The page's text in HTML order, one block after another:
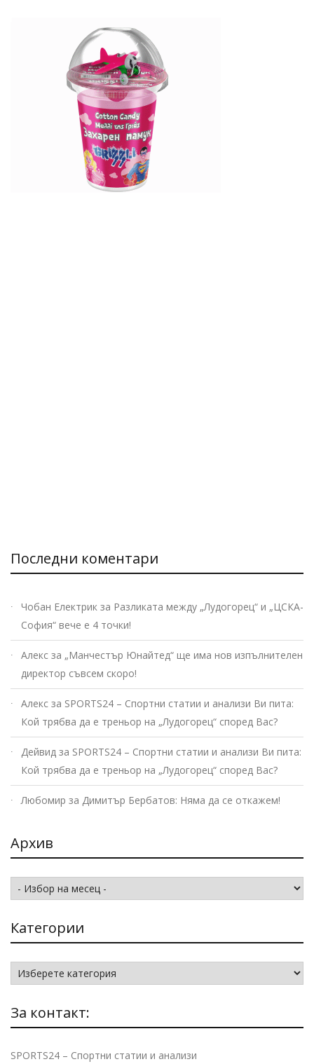
Последни коментари
Чобан Електрик за Разликата между „Лудогорец“ и „ЦСКА-
София“ вече е 4 точки!
Алекс за „Манчестър Юнайтед“ ще има нов изпълнителен
директор съвсем скоро!
Алекс за SPORTS24 – Спортни статии и анализи Ви пита:
Кой трябва да е треньор на „Лудогорец“ според Вас?
Дейвид за SPORTS24 – Спортни статии и анализи Ви пита:
Кой трябва да е треньор на „Лудогорец“ според Вас?
Любомир за Димитър Бербатов: Няма да се откажем!
Архив
Архив
Категории
Категории
За контакт:
SPORTS24 – Спортни статии и анализи